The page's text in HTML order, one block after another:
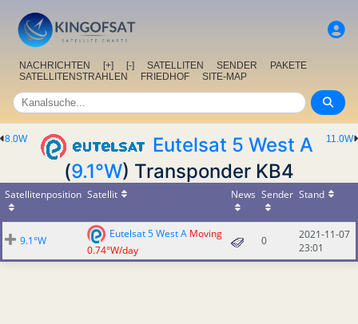
NACHRICHTEN [+] [-] SATELLITEN SENDER
PAKETE
SATELLITENSTRAHLEN
FRIEDHOF SITE-MAP
11.0W
8.0W
Eutelsat 5 West A
(9.1°W) Transponder KB4
Satellitenposition Satellit News Sender Stand
9.1°W
Eutelsat 5 West A Moving
0.74°W/day
0
2021-11-07
23:01